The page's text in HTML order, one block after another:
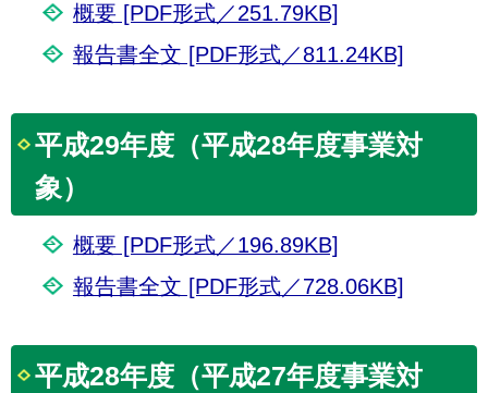
概要 [PDF形式／251.79KB]
報告書全文 [PDF形式／811.24KB]
平成29年度（平成28年度事業対
象）
概要 [PDF形式／196.89KB]
報告書全文 [PDF形式／728.06KB]
平成28年度（平成27年度事業対